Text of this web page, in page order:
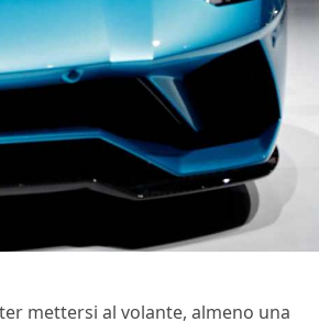
mettersi al volante, almeno una